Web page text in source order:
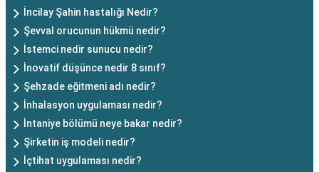
İncilay Şahin hastalığı Nedir?
Şevval orucunun hükmü nedir?
İstemci nedir sunucu nedir?
İnovatif düşünce nedir 8 sınıf?
Şehzade eğitmeni adı nedir?
İnhalasyon uygulaması nedir?
İntaniye bölümü neye bakar nedir?
Şirketin iş modeli nedir?
İçtihat uygulaması nedir?